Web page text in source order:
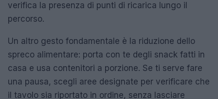
verifica la presenza di punti di ricarica lungo il
percorso.
Un altro gesto fondamentale è la riduzione dello
spreco alimentare: porta con te degli snack fatti in
casa e usa contenitori a porzione. Se ti serve fare
una pausa, scegli aree designate per verificare che
il tavolo sia riportato in ordine, senza lasciare